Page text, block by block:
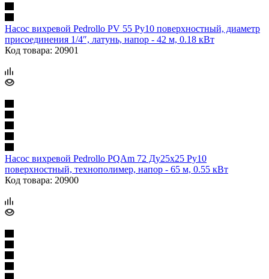
Насос вихревой Pedrollo PV 55 Ру10 поверхностный, диаметр
присоединения 1/4″, латунь, напор - 42 м, 0.18 кВт
Код товара: 20901
Насос вихревой Pedrollo PQAm 72 Ду25x25 Ру10
поверхностный, технополимер, напор - 65 м, 0.55 кВт
Код товара: 20900